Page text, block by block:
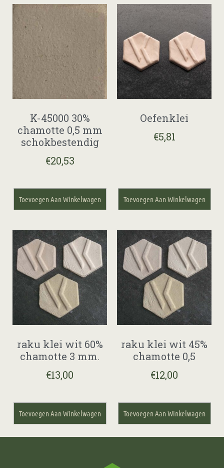
K-45000 30%
chamotte 0,5 mm
schokbestendig
€20,53
Toevoegen Aan Winkelwagen
Oefenklei
€5,81
Toevoegen Aan Winkelwagen
raku klei wit 60%
chamotte 3 mm.
€13,00
Toevoegen Aan Winkelwagen
raku klei wit 45%
chamotte 0,5
€12,00
Toevoegen Aan Winkelwagen